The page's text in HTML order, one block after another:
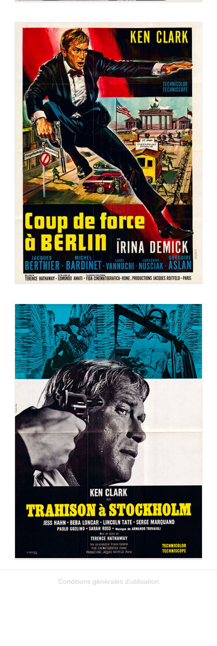
COUP DE FORCE A BERLIN
TRAHISON A STOCKHOLM
Conditions générales d’utilisation